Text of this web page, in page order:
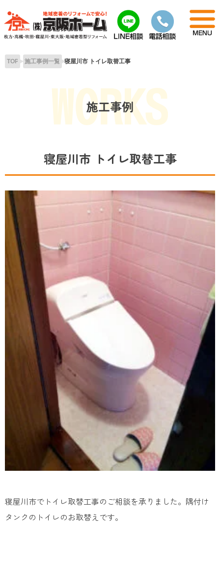
content
TOP 施工事例一覧 寝屋川市 トイレ取替工事
施工事例
寝屋川市 トイレ取替工事
寝屋川市でトイレ取替工事のご相談を承りました。隅付け
タンクのトイレのお取替えです。